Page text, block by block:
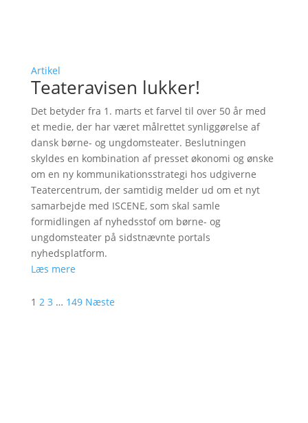
Artikel
Teateravisen lukker!
Det betyder fra 1. marts et farvel til over 50 år med
et medie, der har været målrettet synliggørelse af
dansk børne- og ungdomsteater. Beslutningen
skyldes en kombination af presset økonomi og ønske
om en ny kommunikationsstrategi hos udgiverne
Teatercentrum, der samtidig melder ud om et nyt
samarbejde med ISCENE, som skal samle
formidlingen af nyhedsstof om børne- og
ungdomsteater på sidstnævnte portals
nyhedsplatform.
Læs mere
1 2 3 … 149 Næste